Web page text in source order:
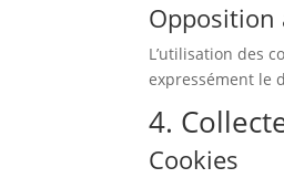
Opposition
L’utilisation des
expressément le
4.
Cookies